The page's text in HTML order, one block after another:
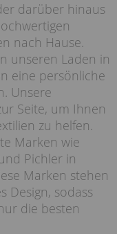
darüber hinaus
nach Hause.
unseren Laden in
eine persönliche
Unsere
Seite, um Ihnen
zu helfen.
Marken wie
Pichler in
Marken stehen
Design, sodass
die besten